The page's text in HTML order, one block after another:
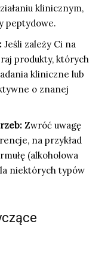
klinicznym,
peptydowe.
Jeśli zależy Ci na
produkty, których
kliniczne lub
o znanej
Zwróć uwagę
na przykład
(alkoholowa
niektórych typów